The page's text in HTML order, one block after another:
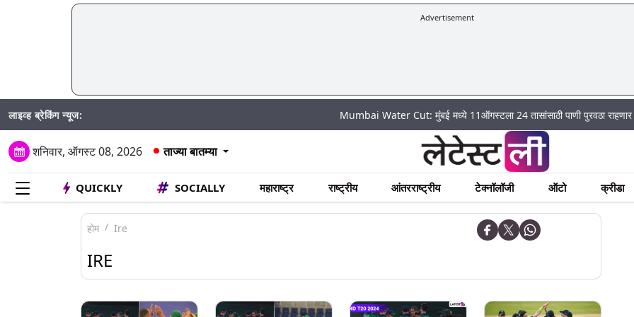
Advertisement
लाइव्ह ब्रेकिंग न्यूज: Mumbai Water Cut: मुंबई मध्ये 11ऑगस्टला 24 तासांसाठी पाणी पुरवठा राहणार बंद; पहा कुठे
शनिवार, ऑगस्ट 08, 2026 ताज्या बातम्या
QUICKLY SOCIALLY महाराष्ट्र राष्ट्रीय आंतरराष्ट्रीय टेक्नॉलॉजी ऑटो क्रीडा
होम Ire
IRE